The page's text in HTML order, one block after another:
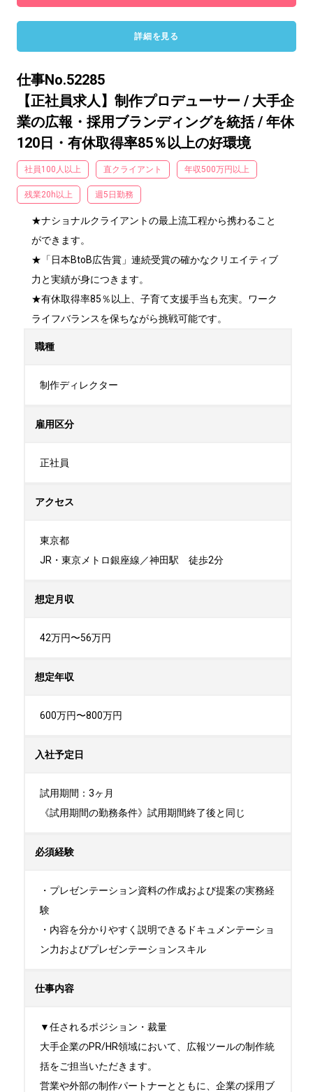
詳細を見る
仕事No.52285
【正社員求人】制作プロデューサー / 大手企
業の広報・採用ブランディングを統括 / 年休
120日・有休取得率85％以上の好環境
社員100人以上 直クライアント 年収500万円以上
残業20h以上 週5日勤務
★ナショナルクライアントの最上流工程から携わること
ができます。
★「日本BtoB広告賞」連続受賞の確かなクリエイティブ
力と実績が身につきます。
★有休取得率85％以上、子育て支援手当も充実。ワーク
ライフバランスを保ちながら挑戦可能です。
職種
制作ディレクター
雇用区分
正社員
アクセス
東京都
JR・東京メトロ銀座線／神田駅　徒歩2分
想定月収
42万円〜56万円
想定年収
600万円〜800万円
入社予定日
試用期間：3ヶ月
《試用期間の勤務条件》試用期間終了後と同じ
必須経験
・プレゼンテーション資料の作成および提案の実務経
験
・内容を分かりやすく説明できるドキュメンテーショ
ン力およびプレゼンテーションスキル
仕事内容
▼任されるポジション・裁量
大手企業のPR/HR領域において、広報ツールの制作統
括をご担当いただきます。
営業や外部の制作パートナーとともに、企業の採用ブ